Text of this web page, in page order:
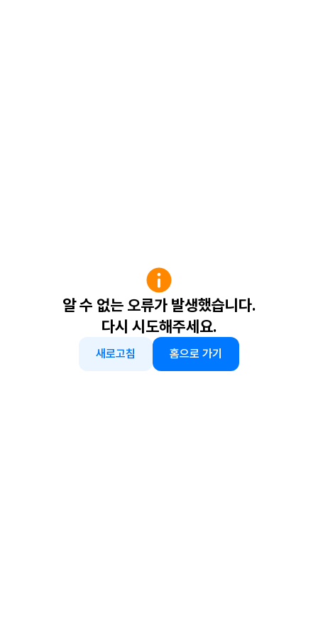
알 수 없는 오류가 발생했습니다.
다시 시도해주세요.
새로고침 홈으로 가기